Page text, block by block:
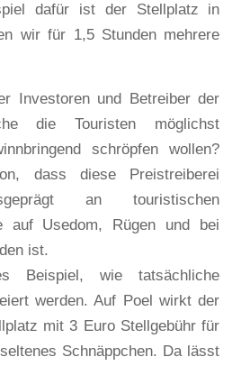
dafür ist der Stellplatz in
wir für 1,5 Stunden mehrere
Investoren und Betreiber der
die Touristen möglichst
schröpfen wollen?
dass diese Preistreiberei
an touristischen
auf Usedom, Rügen und bei
ist.
Beispiel, wie tatsächliche
werden. Auf Poel wirkt der
mit 3 Euro Stellgebühr für
Schnäppchen. Da lässt